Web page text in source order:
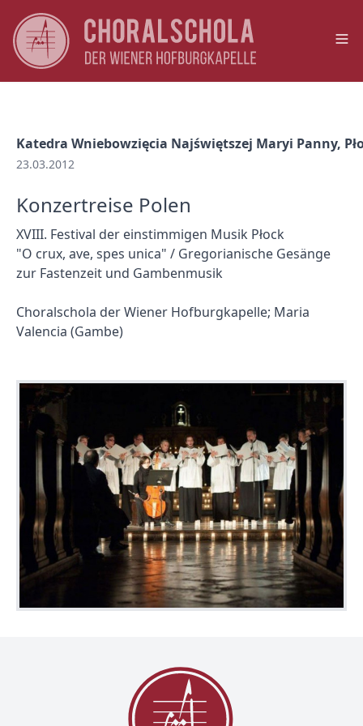
Katedra Wniebowzięcia Najświętszej Maryi Panny,
23.03.2012
Konzertreise Polen
XVIII. Festival der einstimmigen Musik Płock
"O crux, ave, spes unica" / Gregorianische Gesänge
zur Fastenzeit und Gambenmusik
Choralschola der Wiener Hofburgkapelle; Maria
Valencia (Gambe)